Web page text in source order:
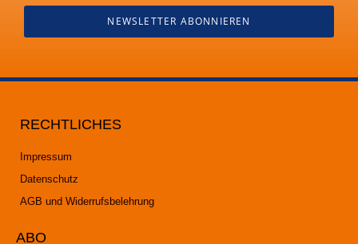
NEWSLETTER ABONNIEREN
RECHTLICHES
Impressum
Datenschutz
AGB und Widerrufsbelehrung
ABO